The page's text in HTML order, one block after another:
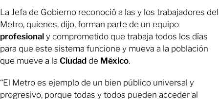
La Jefa de Gobierno reconoció a las y los trabajadores del
Metro, quienes, dijo, forman parte de un equipo
profesional y comprometido que trabaja todos los días
para que este sistema funcione y mueva a la población
que mueve a la Ciudad de México.
“El Metro es ejemplo de un bien público universal y
progresivo, porque todas y todos pueden acceder al